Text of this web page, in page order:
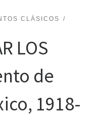
CLÁSICOS
LOS
de
1918-